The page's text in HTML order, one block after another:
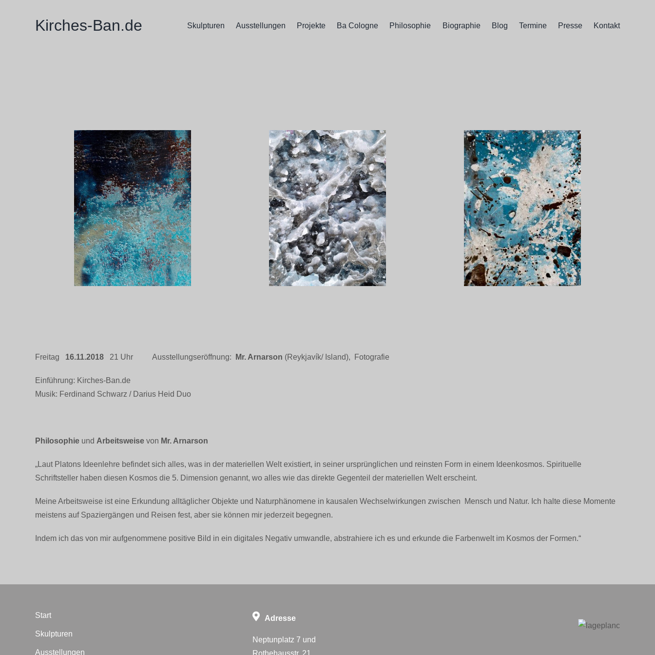
Kirches-Ban.de Skulpturen Ausstellungen Projekte Ba Cologne Philosophie Biographie Blog Termine Presse Kontakt
Freitag 16.11.2018 21 Uhr Ausstellungseröffnung: Mr. Arnarson (Reykjavík/ Island), Fotografie
Einführung: Kirches-Ban.de
Musik: Ferdinand Schwarz / Darius Heid Duo
Philosophieund Arbeitsweisevon Mr. Arnarson
„Laut Platons Ideenlehre befindet sich alles, was in der materiellen Welt existiert, in seiner ursprünglichen und reinsten Form in einem Ideenkosmos. Spirituelle
Schriftsteller haben diesen Kosmos die 5. Dimension genannt, wo alles wie das direkte Gegenteil der materiellen Welt erscheint.
Meine Arbeitsweise ist eine Erkundung alltäglicher Objekte und Naturphänomene in kausalen Wechselwirkungen zwischen Mensch und Natur. Ich halte diese Momente
meistens auf Spaziergängen und Reisen fest, aber sie können mir jederzeit begegnen.
Indem ich das von mir aufgenommene positive Bild in ein digitales Negativ umwandle, abstrahiere ich es und erkunde die Farbenwelt im Kosmos der Formen.“
Start
Skulpturen
Ausstellungen
Adresse
Neptunplatz 7 und
Rothehausstr. 21